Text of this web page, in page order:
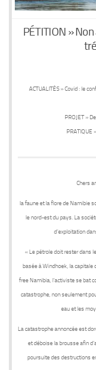
PÉTITION »
ACTUALITÉS» Covid : le
PROJET»
PRATIQUE
Chers
la faune et la flore de Namibie
le nord-est du pays. La
d’exploitation
« Le pétrole doit rester dans
basée à Windhoek, la capitale
free Namibia, l’activiste se bat
catastrophe, non seulement
eau et les
La catastrophe annoncée est
et déboise la brousse afin
poursuite des destructions